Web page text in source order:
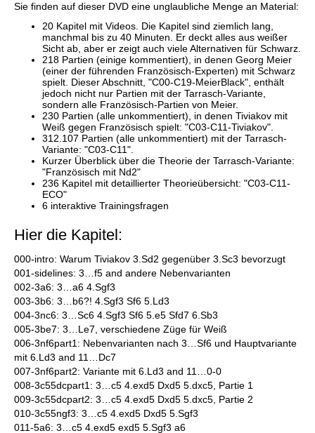
Sie finden auf dieser DVD eine unglaubliche Menge an Material:
20 Kapitel mit Videos. Die Kapitel sind ziemlich lang,
manchmal bis zu 40 Minuten. Er deckt alles aus weißer
Sicht ab, aber er zeigt auch viele Alternativen für Schwarz.
218 Partien (einige kommentiert), in denen Georg Meier
(einer der führenden Französisch-Experten) mit Schwarz
spielt. Dieser Abschnitt, "C00-C19-MeierBlack", enthält
jedoch nicht nur Partien mit der Tarrasch-Variante,
sondern alle Französisch-Partien von Meier.
230 Partien (alle unkommentiert), in denen Tiviakov mit
Weiß gegen Französisch spielt: "C03-C11-Tiviakov".
312.107 Partien (alle unkommentiert) mit der Tarrasch-
Variante: "C03-C11".
Kurzer Überblick über die Theorie der Tarrasch-Variante:
"Französisch mit Nd2"
236 Kapitel mit detaillierter Theorieübersicht: "C03-C11-
ECO"
6 interaktive Trainingsfragen
Hier die Kapitel:
000-intro: Warum Tiviakov 3.Sd2 gegenüber 3.Sc3 bevorzugt
001-sidelines: 3…f5 and andere Nebenvarianten
002-3a6: 3…a6 4.Sgf3
003-3b6: 3…b6?! 4.Sgf3 Sf6 5.Ld3
004-3nc6: 3…Sc6 4.Sgf3 Sf6 5.e5 Sfd7 6.Sb3
005-3be7: 3…Le7, verschiedene Züge für Weiß
006-3nf6part1: Nebenvarianten nach 3…Sf6 und Hauptvariante
mit 6.Ld3 and 11…Dc7
007-3nf6part2: Variante mit 6.Ld3 and 11…0-0
008-3c55dcpart1: 3…c5 4.exd5 Dxd5 5.dxc5, Partie 1
009-3c55dcpart2: 3…c5 4.exd5 Dxd5 5.dxc5, Partie 2
010-3c55ngf3: 3…c5 4.exd5 Dxd5 5.Sgf3
011-5a6: 3…c5 4.exd5 exd5 5.Sgf3 a6